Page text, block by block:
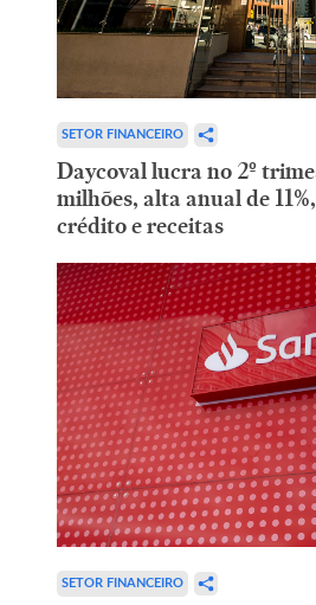
SETOR FINANCEIRO
Daycoval lucra no 2º
milhões, alta anual de
crédito e receitas
SETOR FINANCEIRO